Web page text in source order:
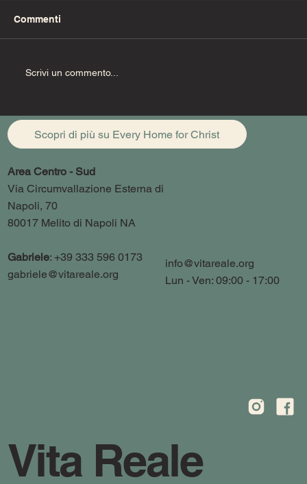
Commenti
Scrivi un commento...
Scopri di più su Every Home for Christ
Area Centro - Sud
Via Circumvallazione Esterna di
Napoli, 70
80017 Melito di Napoli NA
Gabriele: +39 333 596 0173
gabriele@vitareale.org
info@vitareale.org
Lun - Ven: 09:00 - 17:00
Vita Reale